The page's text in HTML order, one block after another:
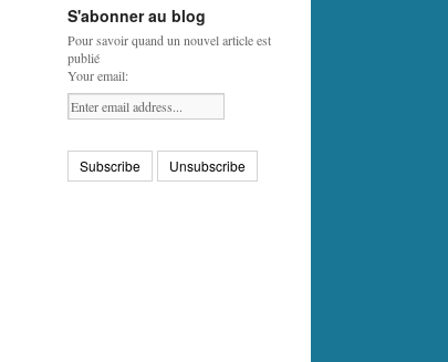
S'abonner au blog
Pour savoir quand un nouvel article est
publié
Your email: